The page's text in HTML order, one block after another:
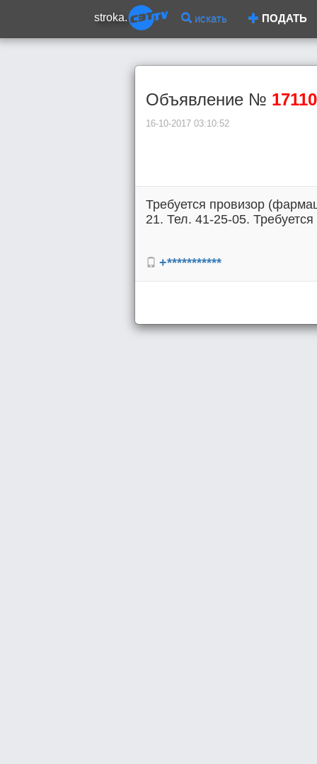
stroka. искать ПОДАТЬ
Объявление № 17110
16-10-2017 03:10:52
Требуется провизор
21. Тел. 41-25-05.
+***********